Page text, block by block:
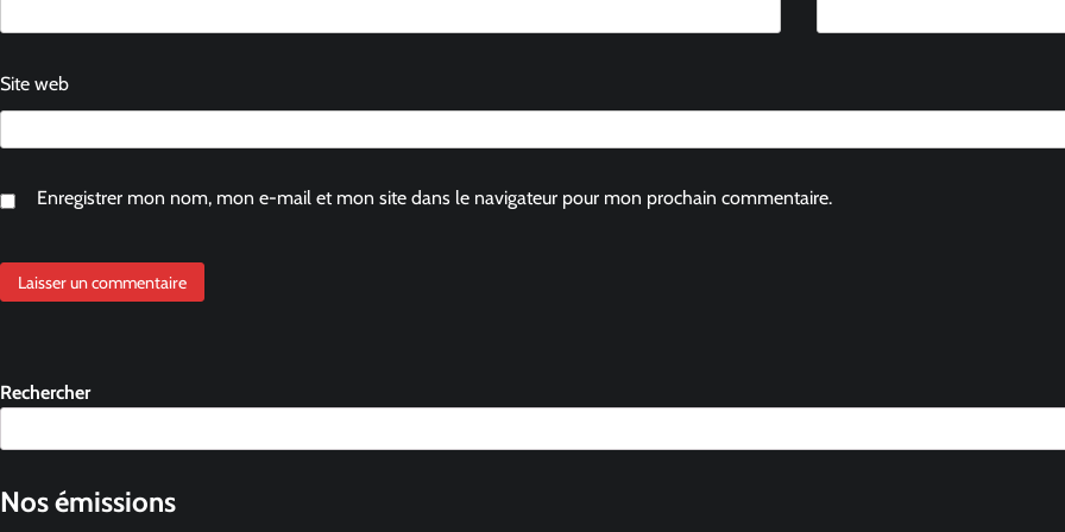
Site web
Enregistrer mon nom, mon e-mail et mon site dans le navigateur pour mon prochain commentaire.
Rechercher
Nos émissions